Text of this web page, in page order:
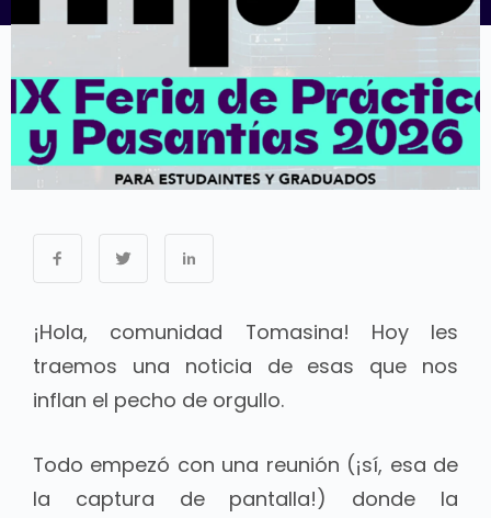
¡Hola, comunidad Tomasina! Hoy les
traemos una noticia de esas que nos
inflan el pecho de orgullo.
Todo empezó con una reunión (¡sí, esa de
la captura de pantalla!) donde la